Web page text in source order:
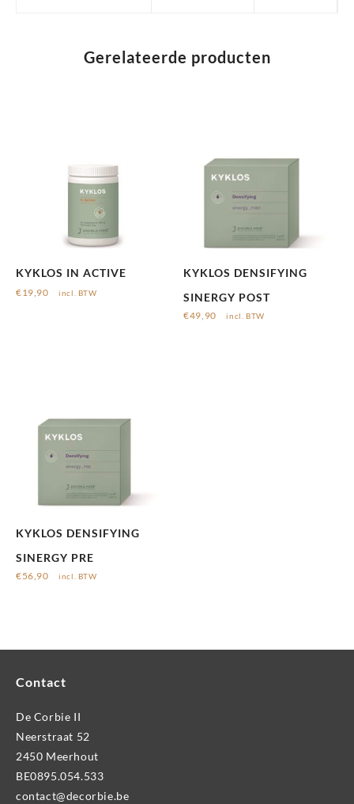
Gerelateerde producten
KYKLOS IN ACTIVE
€19,90 incl. BTW
KYKLOS DENSIFYING
SINERGY POST
€49,90 incl. BTW
KYKLOS DENSIFYING
SINERGY PRE
€56,90 incl. BTW
Contact
De Corbie II
Neerstraat 52
2450 Meerhout
BE0895.054.533
contact@decorbie.be